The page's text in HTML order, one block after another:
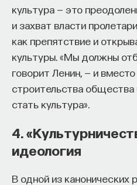
культура — это
и захват власти
как препятствие и
культуры. «Мы должны
говорит Ленин, — и
строительства
стать культура».
4.
идеология
В одной из канонических
Современный человек,
гораздо более
в отношении прошлого,
Большинство из нас
что нам суждено
предопределенную жизнь
мы уверены, что наши
мы с готовностью
изменить, поэтому вряд